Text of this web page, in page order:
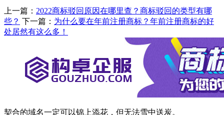
上一篇： 2022商标驳回原因在哪里查？商标驳回的类型有哪
些？ 下一篇： 为什么要在年前注册商标？年前注册商标的好
处居然有这么多！
契合的域名一定可以锦上添花，但无法雪中送炭。